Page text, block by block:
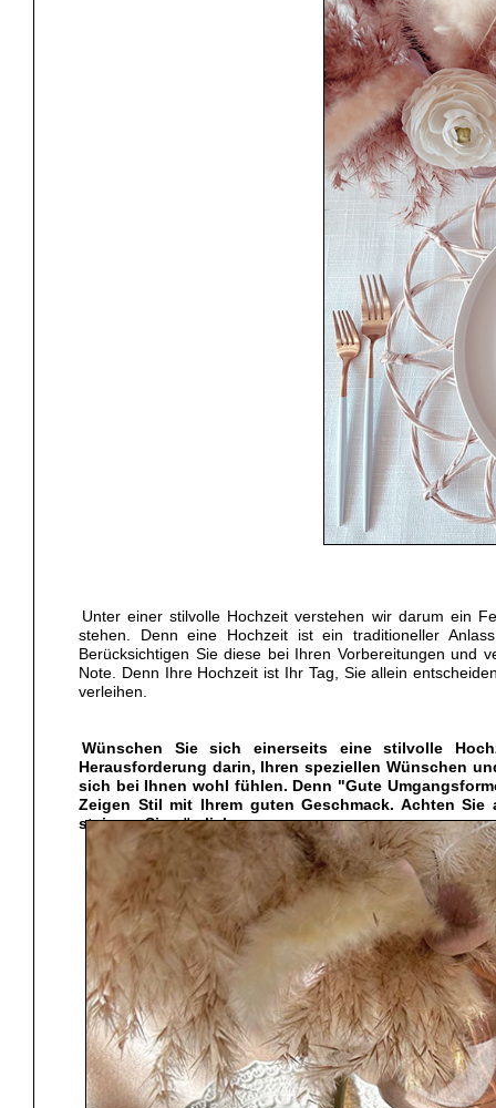
Unter einer stilvolle Hochzeit verstehen wir darum ein
stehen. Denn eine Hochzeit ist ein traditioneller
Berücksichtigen Sie diese bei Ihren Vorbereitungen und
Note. Denn Ihre Hochzeit ist Ihr Tag, Sie allein
verleihen.
Wünschen Sie sich einerseits eine stilvolle
Herausforderung darin, Ihren speziellen Wünschen
sich bei Ihnen wohl fühlen. Denn "Gute
Zeigen Stil mit Ihrem guten Geschmack. Achten
steigern Sie nämlich enorm.